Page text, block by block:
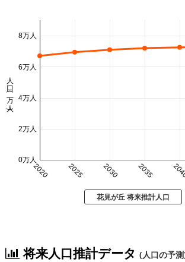
2020 2025 2030 2035
0万人
2万人
4万人
6万人
8万人
人口 (万人)
花見が丘 将来推計人口
将来人口推計データ (人口の予